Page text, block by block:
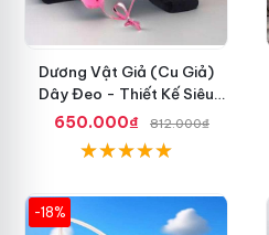
Dương Vật Giả (Cu Giả)
Dây Đeo - Thiết Kế Siêu
Ngầu, Giá Cực Rẻ
650.000₫ 812.000₫
-18%